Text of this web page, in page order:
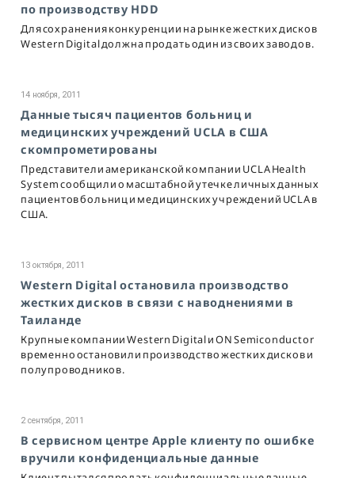
по производству HDD
Для сохранения конкуренции на рынке жестких дисков
Western Digital должна продать один из своих заводов.
14 ноября, 2011
Данные тысяч пациентов больниц и
медицинских учреждений UCLA в США
скомпрометированы
Представители американской компании UCLA Health
System сообщили о масштабной утечке личных данных
пациентов больниц и медицинских учреждений UCLA в
США.
13 октября, 2011
Western Digital остановила производство
жестких дисков в связи с наводнениями в
Таиланде
Крупные компании Western Digital и ON Semiconductor
временно остановили производство жестких дисков и
полупроводников.
2 сентября, 2011
В сервисном центре Apple клиенту по ошибке
вручили конфиденциальные данные